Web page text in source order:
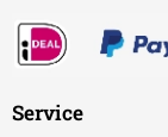
Service